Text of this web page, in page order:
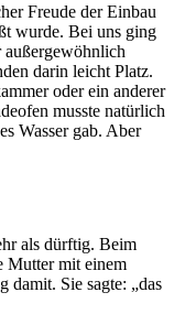
Freude der Einbau
wurde. Bei uns ging
außergewöhnlich
darin leicht Platz.
oder ein anderer
musste natürlich
Wasser gab. Aber
als dürftig. Beim
Mutter mit einem
damit. Sie sagte:
das